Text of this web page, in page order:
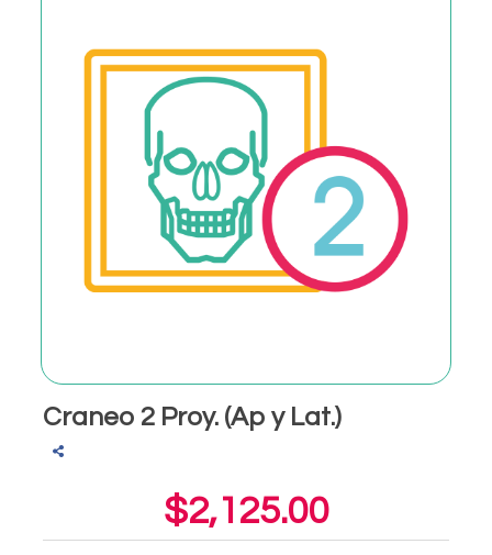
Craneo 2 Proy. (Ap y Lat.)
$2,125.00